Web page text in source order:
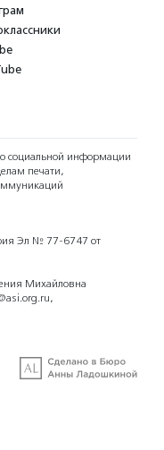
социальной информации
печати,
Эл № 77-6747 от
Михайловна
,